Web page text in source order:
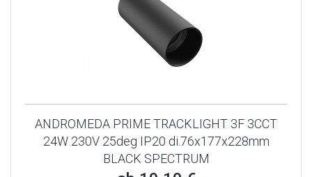
ANDROMEDA PRIME TRACKLIGHT 3F 3CCT
24W 230V 25deg IP20 di.76x177x228mm
BLACK SPECTRUM